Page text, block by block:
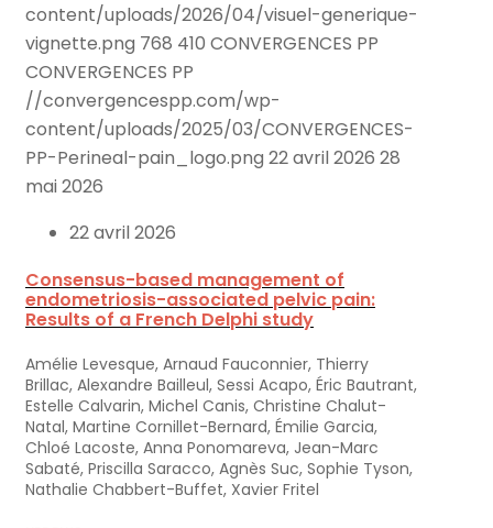
content/uploads/2026/04/visuel-generique-
vignette.png 768 410 CONVERGENCES PP
CONVERGENCES PP
//convergencespp.com/wp-
content/uploads/2025/03/CONVERGENCES-
PP-Perineal-pain_logo.png 22 avril 2026 28
mai 2026
22 avril 2026
Consensus-based management of
endometriosis-associated pelvic pain:
Results of a French Delphi study
Amélie Levesque, Arnaud Fauconnier, Thierry
Brillac, Alexandre Bailleul, Sessi Acapo, Éric Bautrant,
Estelle Calvarin, Michel Canis, Christine Chalut-
Natal, Martine Cornillet-Bernard, Émilie Garcia,
Chloé Lacoste, Anna Ponomareva, Jean-Marc
Sabaté, Priscilla Saracco, Agnès Suc, Sophie Tyson,
Nathalie Chabbert-Buffet, Xavier Fritel